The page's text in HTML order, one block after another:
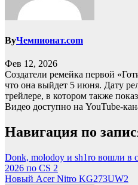
ByЧемпионат.com
Фев 12, 2026
Создатели ремейка первой
что она выйдет 5 июня. Дату
трейлере, в котором также
Видео доступно на YouTube-
Навигация по
Donk, molodoy и sh1ro вошли в
2026 по CS 2
Новый Acer Nitro KG273UW2